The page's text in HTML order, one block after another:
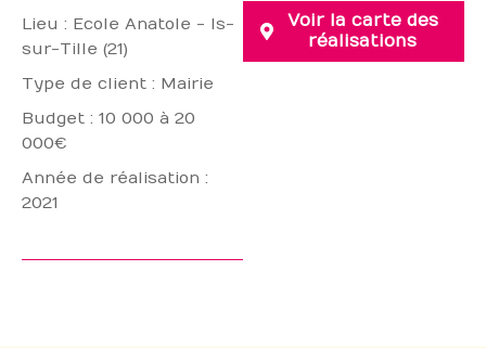
Lieu : Ecole Anatole - Is-
sur-Tille (21)
Type de client : Mairie
Budget : 10 000 à 20
000€
Année de réalisation :
2021
Voir la carte des
réalisations